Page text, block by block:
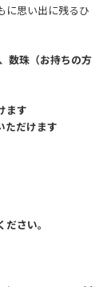
に思い出に残るひ
数珠（お持ちの方
ます
ただけます
さい。